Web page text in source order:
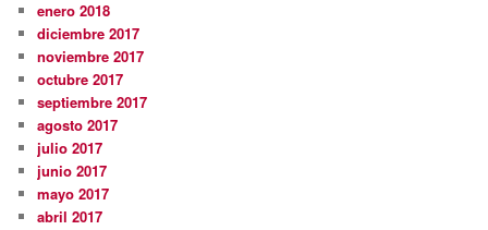
enero 2018
diciembre 2017
noviembre 2017
octubre 2017
septiembre 2017
agosto 2017
julio 2017
junio 2017
mayo 2017
abril 2017